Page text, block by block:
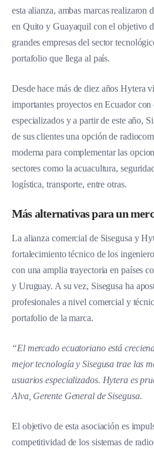
esta alianza, ambas marcas realizaron
en Quito y Guayaquil con el objetivo
grandes empresas del sector
portafolio que llega al país.
Desde hace más de diez años Hytera
importantes proyectos en Ecuador con
especializados y a partir de este año,
de sus clientes una opción de
moderna para complementar las
sectores como la acuacultura,
logística, transporte, entre otras.
Más alternativas para un
La alianza comercial de Sisegusa y
fortalecimiento técnico de los
con una amplia trayectoria en países
y Uruguay. A su vez, Sisegusa ha
profesionales a nivel comercial y
portafolio de la marca.
“El mercado ecuatoriano está
mejor tecnología y Sisegusa trae las
usuarios especializados. Hytera es
Alva, Gerente General de Sisegusa.
El objetivo de esta asociación es
competitividad de los sistemas de